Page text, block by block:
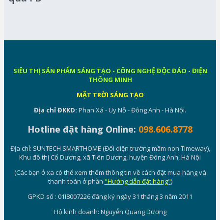
SIÊU THỊ SẢN PHẨM SÁNG TẠO - CÔNG NGHỆ ĐỘC ĐÁO - ĐIỆN
THÔNG MINH
MẶT TRỜI SÁNG TẠO
Địa chỉ ĐKKD: Phan Xá - Uy Nỗ - Đông Anh - Hà Nội.
Hotline đặt hàng Online: 098.606.8778
Địa chỉ: SUNTECH SMARTHOME (Đối diện trường mầm non Timeway),
Khu đô thị Cổ Dương, xã Tiên Dương, huyện Đông Anh, Hà Nội
(Các bạn ở xa có thể xem thêm thông tin về cách đặt mua hàng và
thanh toán ở phần "Hướng dẫn đặt hàng")
GPKD số : 01I8007226 đăng ký ngày 31 tháng 3 năm 2011
Hộ kinh doanh: Nguyễn Quang Dương